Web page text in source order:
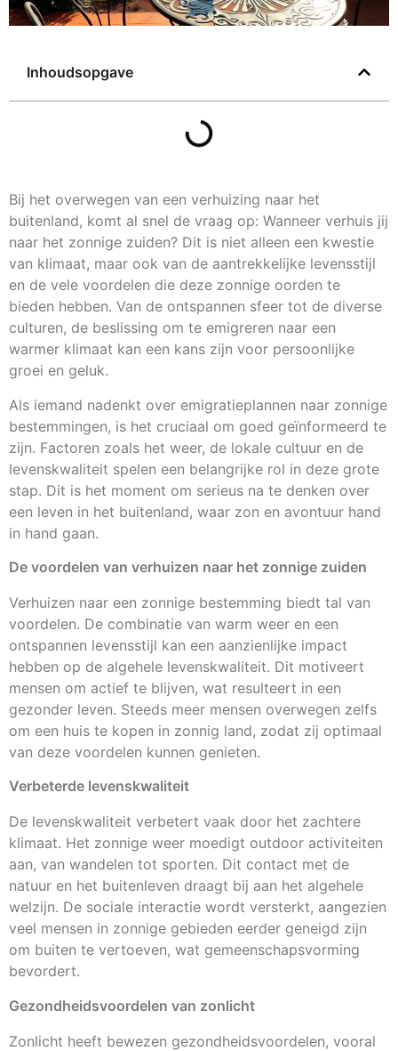
Inhoudsopgave
Bij het overwegen van een verhuizing naar het
buitenland, komt al snel de vraag op: Wanneer verhuis jij
naar het zonnige zuiden? Dit is niet alleen een kwestie
van klimaat, maar ook van de aantrekkelijke levensstijl
en de vele voordelen die deze zonnige oorden te
bieden hebben. Van de ontspannen sfeer tot de diverse
culturen, de beslissing om te emigreren naar een
warmer klimaat kan een kans zijn voor persoonlijke
groei en geluk.
Als iemand nadenkt over emigratieplannen naar zonnige
bestemmingen, is het cruciaal om goed geïnformeerd te
zijn. Factoren zoals het weer, de lokale cultuur en de
levenskwaliteit spelen een belangrijke rol in deze grote
stap. Dit is het moment om serieus na te denken over
een leven in het buitenland, waar zon en avontuur hand
in hand gaan.
De voordelen van verhuizen naar het zonnige zuiden
Verhuizen naar een zonnige bestemming biedt tal van
voordelen. De combinatie van warm weer en een
ontspannen levensstijl kan een aanzienlijke impact
hebben op de algehele levenskwaliteit. Dit motiveert
mensen om actief te blijven, wat resulteert in een
gezonder leven. Steeds meer mensen overwegen zelfs
om een huis te kopen in zonnig land, zodat zij optimaal
van deze voordelen kunnen genieten.
Verbeterde levenskwaliteit
De levenskwaliteit verbetert vaak door het zachtere
klimaat. Het zonnige weer moedigt outdoor activiteiten
aan, van wandelen tot sporten. Dit contact met de
natuur en het buitenleven draagt bij aan het algehele
welzijn. De sociale interactie wordt versterkt, aangezien
veel mensen in zonnige gebieden eerder geneigd zijn
om buiten te vertoeven, wat gemeenschapsvorming
bevordert.
Gezondheidsvoordelen van zonlicht
Zonlicht heeft bewezen gezondheidsvoordelen, vooral